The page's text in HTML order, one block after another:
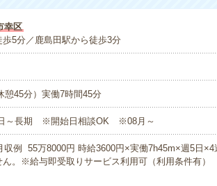
幸区
5分／鹿島田駅から徒歩3分
憩45分）実働7時間45分
日～長期 ※開始日相談OK ※08月～
例 55万8000円 時給3600円×実働7h45m×週5日
。※給与即受取りサービス利用可（利用条件有）